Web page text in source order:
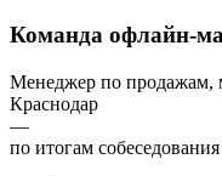
Команда офлайн-
Менеджер по продажам,
Краснодар
—
по итогам собеседования